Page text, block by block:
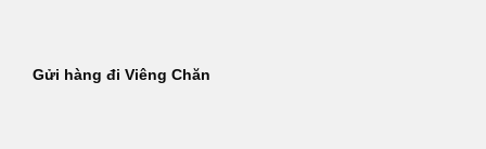
Gửi hàng đi Viêng Chăn